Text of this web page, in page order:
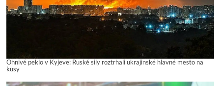
Ohnivé peklo v Kyjeve: Ruské sily roztrhali ukrajinské hlavné mesto na
kusy